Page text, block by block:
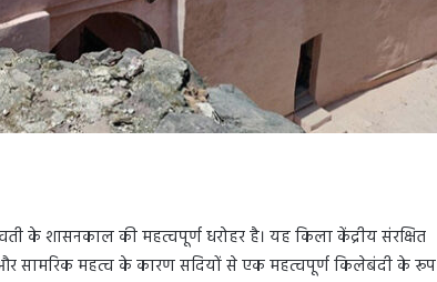
के शासनकाल की महत्वपूर्ण धरोहर है। यह किला केंद्रीय संरक्षित
और सामरिक महत्व के कारण सदियों से एक महत्वपूर्ण किलेबंदी के रूप